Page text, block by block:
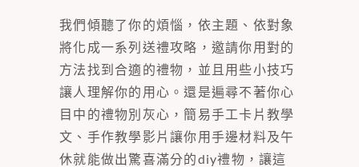
我們傾聽了你的煩惱，依主題、依對象
將化成一系列送禮攻略，邀請你用對的
方法找到合適的禮物，並且用些小技巧
讓人理解你的用心。還是遍尋不著你心
目中的禮物別灰心，簡易手工卡片教學
文、手作教學影片讓你用手邊材料及午
休就能做出驚喜滿分的diy禮物，讓這